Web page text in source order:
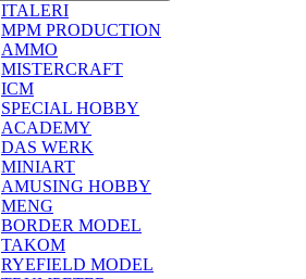
ITALERI
MPM PRODUCTION
AMMO
MISTERCRAFT
ICM
SPECIAL HOBBY
ACADEMY
DAS WERK
MINIART
AMUSING HOBBY
MENG
BORDER MODEL
TAKOM
RYEFIELD MODEL